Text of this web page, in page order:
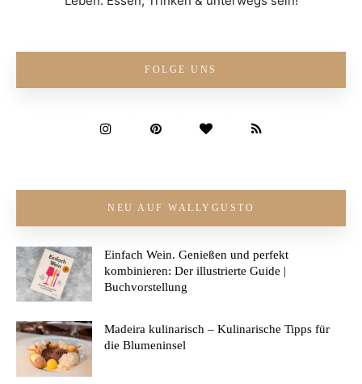
FOLGE UNS
NEU AUF WALLYGUSTO
Einfach Wein. Genießen und perfekt
kombinieren: Der illustrierte Guide |
Buchvorstellung
Madeira kulinarisch – Kulinarische Tipps für
die Blumeninsel